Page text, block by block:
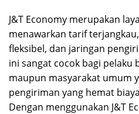
J&T Economy merupakan
menawarkan tarif
fleksibel, dan jaringan
ini sangat cocok bagi pelaku
maupun masyarakat umum
pengiriman yang hemat
Dengan menggunakan J&T